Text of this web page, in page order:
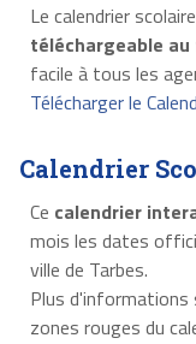
Le calendrier
téléchargeable
facile à tous les
Télécharger le
Calendrier
Ce calendrier
mois les dates
ville de Tarbes.
Plus d'informations
zones rouges du